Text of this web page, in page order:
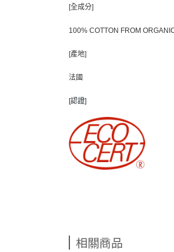
[全成分]
100% COTTON FROM
[產地]
法國
[認證]
相關商品